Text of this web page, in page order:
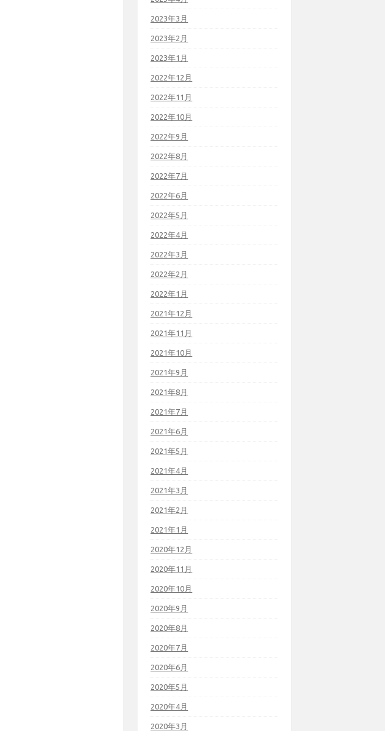
2023年3月
2023年2月
2023年1月
2022年12月
2022年11月
2022年10月
2022年9月
2022年8月
2022年7月
2022年6月
2022年5月
2022年4月
2022年3月
2022年2月
2022年1月
2021年12月
2021年11月
2021年10月
2021年9月
2021年8月
2021年7月
2021年6月
2021年5月
2021年4月
2021年3月
2021年2月
2021年1月
2020年12月
2020年11月
2020年10月
2020年9月
2020年8月
2020年7月
2020年6月
2020年5月
2020年4月
2020年3月